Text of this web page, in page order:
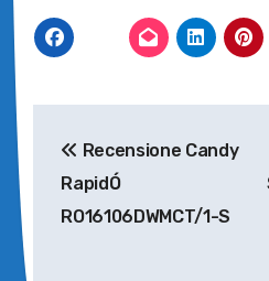
articoli
Recensione Candy
RapidÓ
RO16106DWMCT/1-S